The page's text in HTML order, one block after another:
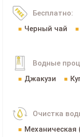
Бесплатно:
Черный чай
Водные
Джакузи
Очистка
Механическая